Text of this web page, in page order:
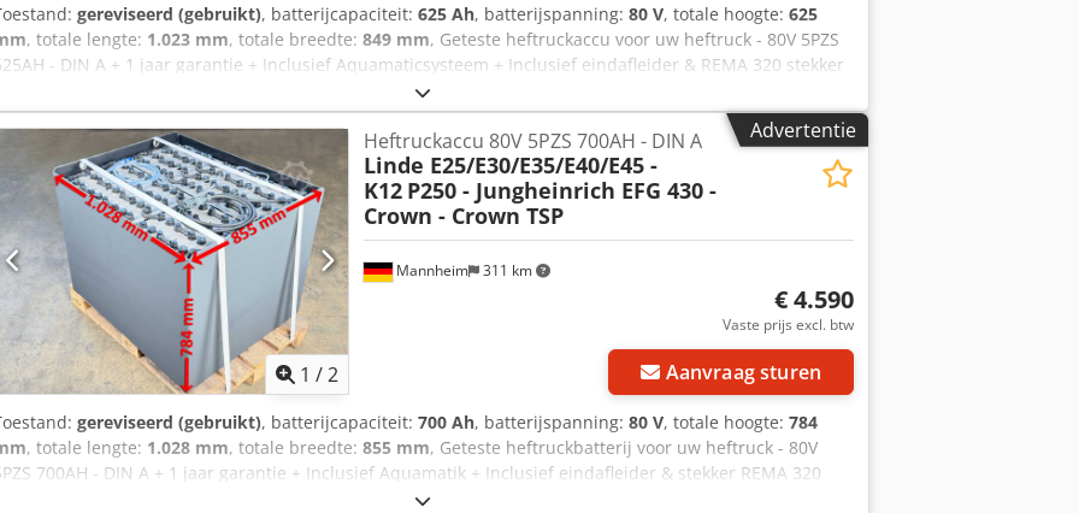
gereviseerd (gebruikt), batterijcapaciteit: 625 Ah, batterijspanning: 80 V, totale hoogte: 625
, totale lengte: 1.023 mm, totale breedte: 849 mm, Geteste heftruckaccu voor uw heftruck - 80V 5PZS
- DIN A + 1 jaar garantie + Inclusief Aquamaticsysteem + Inclusief eindafleider & REMA 320 stekker
(andere stekkers op aanvraag mogelijk) + Capaciteit: minimaal 90-100% (C5-capaciteitsrapport wordt bij
meegeleverd) + Bouwjaar 2024 Afmetingen: Lengte 1.023 mm Breedte 849 mm Dsdpfx Aoy Rnq
Nsck Hoogte 625 mm Gewicht: ca. 1.470 kg Geschikt voor onder andere de volgende modellen: Linde
E25-336-00/Vlak Linde E25/-L/-RL-387-00 Linde E25 S- 1276-00 Linde E25 S- 336-00 Linde E30 - 336-00/Vlak
Linde E30 - 387-00 Linde E30 L - 1252-01 Linde E30 L - 387-00 /zijwissel Linde E30 RL - 387-00Sti Linde E30
- 1276-00 Linde E30 S - 336-00 Linde E35 - 387-00 Linde E35 L - 1252-01 Linde E35 RL - 387-00 Daewoo
Still R60-25 Still RX60-30 Still RX60-35 Still RX60-40 Toyota 7FBMF20/25 Toyota 8FBMT25 Toyota
8FBMT35 Carer Z25HD Carer Z25KN Caterpillar EP30K Caterpillar ЕР30KРAC Daewoo B22/35 X-5 Daewoo
B30 Daewoo B35 X Doosan B32X Doosan B35X-5 Hyster E2.50XM Gangbare accumaten leverbaar, vraag
naar de mogelijkheden. Transport mogelijk.
Advertentie
Vraag meer foto's aan
1 /2
Mannheim 311 km
Heftruckaccu 80V 5PZS 700AH - DIN A
Linde E25/E30/E35/E40/E45 -
K12 P250 - Jungheinrich EFG 430 -
Crown - Crown TSP
€ 4.590
Vaste prijs excl. btw
Aanvraag sturen
gereviseerd (gebruikt), batterijcapaciteit: 700 Ah, batterijspanning: 80 V, totale hoogte: 784
, totale lengte: 1.028 mm, totale breedte: 855 mm, Geteste heftruckbatterij voor uw heftruck - 80V
700AH - DIN A + 1 jaar garantie + Inclusief Aquamatik + Inclusief eindafleider & stekker REMA 320
(andere stekkers kunnen indien nodig gemonteerd worden) + Capaciteit: minimaal 90-100% (C5